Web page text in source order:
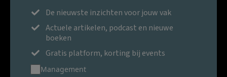
De nieuwste inzichten voor jouw vak
Actuele artikelen, podcast en nieuwe
boeken
Gratis platform, korting bij events
Management